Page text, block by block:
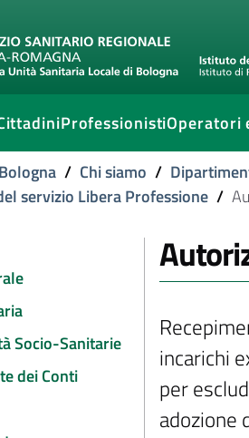
ProfessionistiOperatori
/ Chi siamo /
servizio Libera Professione /
Socio-Sanitarie
dei Conti
incarichi
per
adozione